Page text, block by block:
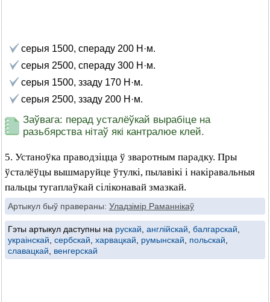
серыя 1500, спераду 200 Н·м.
серыя 2500, спераду 300 Н·м.
серыя 1500, ззаду 170 Н·м.
серыя 2500, ззаду 200 Н·м.
Заўвага: перад усталёўкай вырабіце на
разьбярства нітаў які кантралюе клей.
5. Устаноўка праводзіцца ў зваротным парадку. Пры
ўсталёўцы вышмаруйце ўтулкі, пылавікі і накіравальныя
пальцы тугаплаўкай сіліконавай змазкай.
Артыкул быў правераны: Уладзімір Раманнікаў
Гэты артыкул даступны на рускай англійскай балгарскай
украінскай сербскай харвацкай румынскай польскай
славацкай
венгерскай